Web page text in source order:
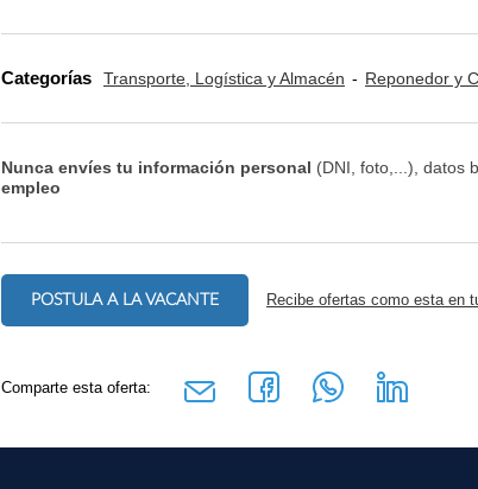
Categorías Transporte, Logística y Almacén Reponedor y
Nunca envíes tu información personal (DNI, foto,...), datos
empleo
POSTULA A LA VACANTE Recibe ofertas como esta en
Comparte esta oferta: